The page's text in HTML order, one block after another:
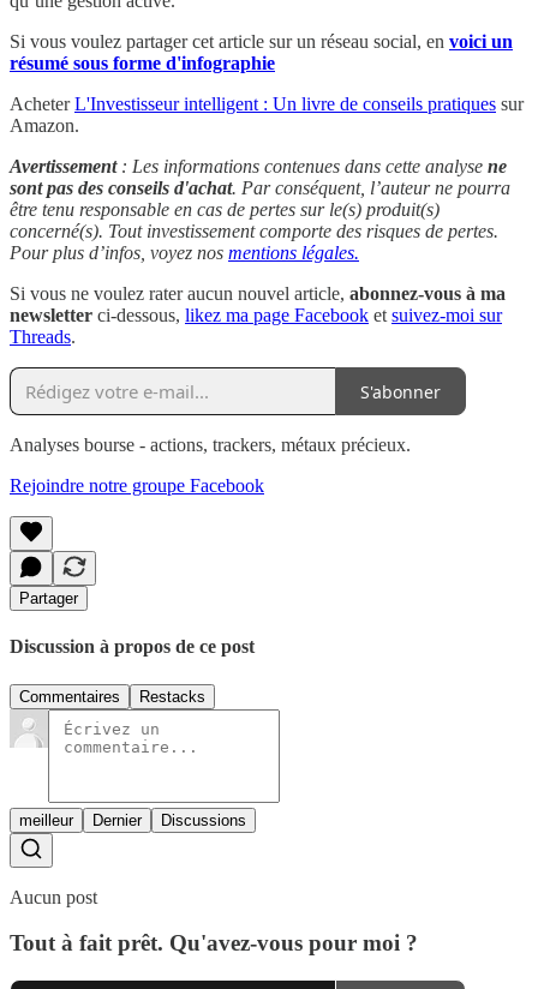
Si vous voulez partager cet article sur un réseau social, en voici un
résumé sous forme d'infographie
AcheterL'Investisseur intelligent : Un livre de conseils pratiques sur
Amazon.
Avertissement: Les informations contenues dans cette analyse ne
sont pas des conseils d'achat. Par conséquent, l’auteur ne pourra
être tenu responsable en cas de pertes sur le(s) produit(s)
concerné(s). Tout investissement comporte des risques de pertes.
Pour plus d’infos, voyez nos mentions légales.
Si vous ne voulez rater aucun nouvel article, abonnez-vous à ma
newsletter ci-dessous, likez ma page Facebook et suivez-moi sur
Threads.
S'abonner
Analyses bourse - actions, trackers, métaux précieux.
Rejoindre notre groupe Facebook
Partager
Discussion à propos de ce post
Commentaires Restacks
meilleur Dernier Discussions
Aucun post
Tout à fait prêt. Qu'avez-vous pour moi ?